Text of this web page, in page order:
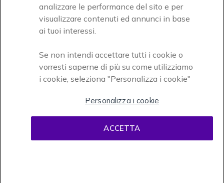
Onedirect, azienda del gruppo INCEPT
Condizioni di vendita
analizzare le performance del sito e per
visualizzare contenuti ed annunci in base
ai tuoi interessi.
Se non intendi accettare tutti i cookie o
vorresti saperne di più su come utilizziamo
i cookie, seleziona "Personalizza i cookie"
Personalizza i cookie
ACCETTA